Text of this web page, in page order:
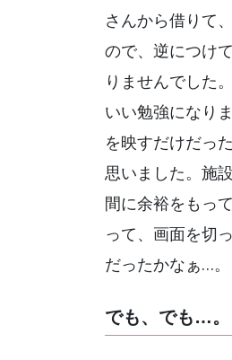
さんから借りて
ので、逆につけ
りませんでした
いい勉強になり
を映すだけだっ
思いました。施
間に余裕をもっ
って、画面を切
だったかなぁ…。
でも、でも…。